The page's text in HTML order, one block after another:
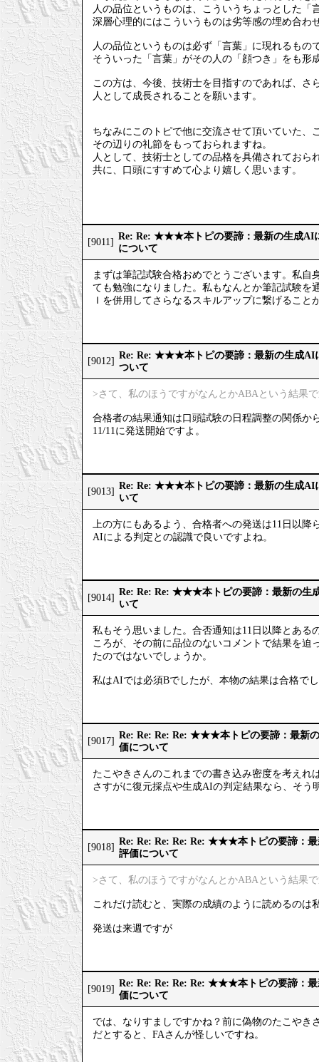
人の品位というものは、こういうちょっとした「
深層心理的にはこういうものは劣等感の埋め合わ
人の品位というものは必ず「言葉」に現れるもの
そういった「言葉」がその人の「顔つき」をも形
この方は、今後、技術士を目指すのであれば、
人として成長されることを願います。
ちなみにこのトピで他に交流させて頂いていた、
その辺りの礼節をもっておられますね。
人として、技術士としての品格を具備されておら
共に、口頭にすすめて心より嬉しく思います。
[9011]
Re: Re: ★★★本トピの要諦：最新の生成AI
について
まずは筆記試験合格おめでとうございます。私
ても勉強になりました。私もなんとか筆記試験を
Ｉを併用してさらなるスキルアップに繋げること
[9012]
Re: Re: ★★★本トピの要諦：最新の生成AI
ついて
>さて、私のほうですがなんとかABAという結果
合格者の結果通知は口頭試験の日程調整の関係か
11/11に発送開始ですよ。
[9013]
Re: Re: ★★★本トピの要諦：最新の生成AI
いて
上の方にもあるよう、合格者への発送は11日以
AIによる判定との認識で良いですよね。
[9014]
Re: Re: Re: ★★★本トピの要諦：最新の生
いて
私もそう思いました。合否通知は11日以降とあ
ころが、その前に品位のないコメントで結果を
たのではないでしょうか。
私はAIでは必須Bでしたが、本物の結果は合格で
[9017]
Re: Re: Re: Re: ★★★本トピの要諦：最新
価について
たこやきさんのこれまでの書き込み密度を考えれ
さすがに復元採点や生成AIの判定結果なら、そう
[9018]
Re: Re: Re: Re: Re: ★★★本トピの要諦：最
評価について
>さて、私のほうですがなんとかABAという結果
これだけ読むと、実際の成績のように読めるのは
発送は来週ですが
[9019]
Re: Re: Re: Re: Re: ★★★本トピの要諦：最
価について
では、なりすましですかね？前に偽物のたこやき
だとすると、FAさんが怪しいですね。